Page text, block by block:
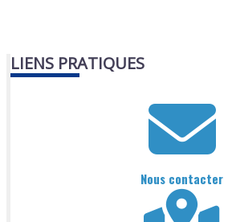
LIENS PRATIQUES
Nous contacter